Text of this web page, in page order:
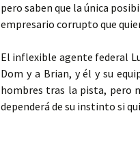
pero saben que la única
empresario corrupto que
El inflexible agente federal
Dom y a Brian, y él y su
hombres tras la pista, pero
dependerá de su instinto si